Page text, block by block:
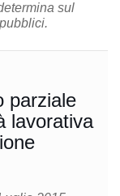
sul
parziale
lavorativa